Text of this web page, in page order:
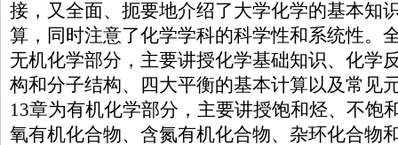
接，又全面、扼要地介绍了大学化学的基本知
算，同时注意了化学学科的科学性和系统性。
无机化学部分，主要讲授化学基础知识、化学
构和分子结构、四大平衡的基本计算以及常见
13章为有机化学部分，主要讲授饱和烃、不饱
氧有机化合物、含氮有机化合物、杂环化合物